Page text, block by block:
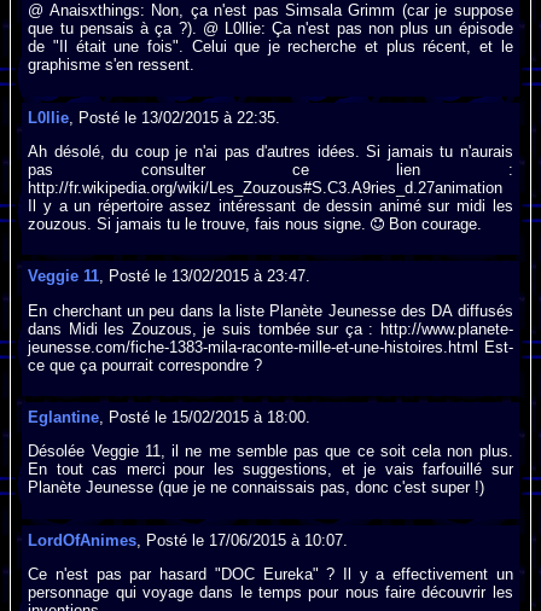
@ Anaisxthings: Non, ça n'est pas Simsala Grimm (car je suppose
que tu pensais à ça ?). @ L0llie: Ça n'est pas non plus un épisode
de "Il était une fois". Celui que je recherche et plus récent, et le
graphisme s'en ressent.
L0llie , Posté le 13/02/2015 à 22:35.
Ah désolé, du coup je n'ai pas d'autres idées. Si jamais tu n'aurais
pas consulter ce lien :
http://fr.wikipedia.org/wiki/Les_Zouzous#S.C3.A9ries_d.27animation
Il y a un répertoire assez intéressant de dessin animé sur midi les
zouzous. Si jamais tu le trouve, fais nous signe.
Bon courage.
Veggie 11, Posté le 13/02/2015 à 23:47.
En cherchant un peu dans la liste Planète Jeunesse des DA diffusés
dans Midi les Zouzous, je suis tombée sur ça : http://www.planete-
jeunesse.com/fiche-1383-mila-raconte-mille-et-une-histoires.html Est-
ce que ça pourrait correspondre ?
Eglantine , Posté le 15/02/2015 à 18:00.
Désolée Veggie 11, il ne me semble pas que ce soit cela non plus.
En tout cas merci pour les suggestions, et je vais farfouillé sur
Planète Jeunesse (que je ne connaissais pas, donc c'est super !)
LordOfAnimes , Posté le 17/06/2015 à 10:07.
Ce n'est pas par hasard "DOC Eureka" ? Il y a effectivement un
personnage qui voyage dans le temps pour nous faire découvrir les